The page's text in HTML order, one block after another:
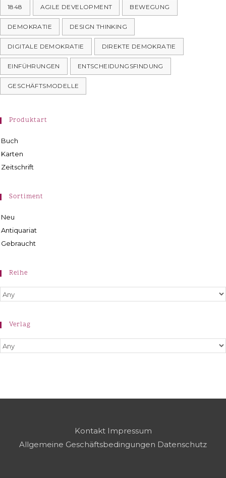
1848 AGILE DEVELOPMENT BEWEGUNG
DEMOKRATIE DESIGN THINKING
DIGITALE DEMOKRATIE DIREKTE DEMOKRATIE
EINFÜHRUNGEN ENTSCHEIDUNGSFINDUNG
GESCHÄFTSMODELLE
Produktart
Buch
Karten
Zeitschrift
Sortiment
Neu
Antiquariat
Gebraucht
Reihe
Verlag
Kontakt Impressum
Allgemeine Geschäftsbedingungen Datenschutz